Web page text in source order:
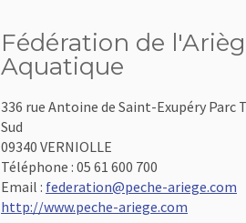
Fédération de
Aquatique
336 rue Antoine de Saint-Exupéry Parc
Sud
09340 VERNIOLLE
Téléphone : 05 61 600 700
Email : federation@peche-ariege.com
http://www.peche-ariege.com